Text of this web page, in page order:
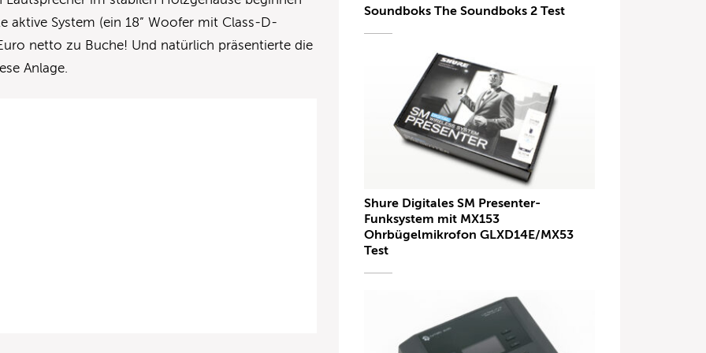
aktive System (ein 18” Woofer mit Class-D-
netto zu Buche! Und natürlich präsentierte die
Anlage.
Soundboks The Soundboks 2 Test
Shure Digitales SM Presenter-
Funksystem mit MX153
Ohrbügelmikrofon GLXD14E/MX53
Test